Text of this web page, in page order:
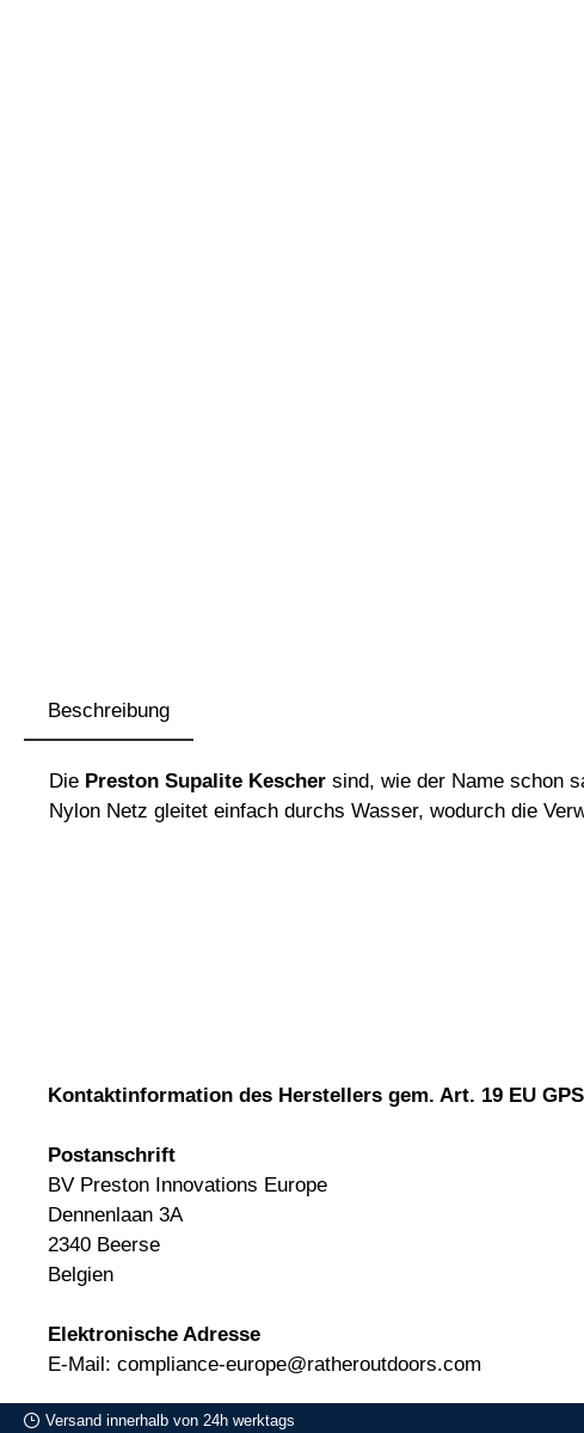
Beschreibung
Die Preston Supalite Kescher sind, wie der Name schon
Nylon Netz gleitet einfach durchs Wasser, wodurch die
Kontaktinformation des Herstellers gem. Art. 19 EU
Postanschrift
BV Preston Innovations Europe
Dennenlaan 3A
2340 Beerse
Belgien
Elektronische Adresse
E-Mail: compliance-europe@ratheroutdoors.com
Versand innerhalb von 24h werktags